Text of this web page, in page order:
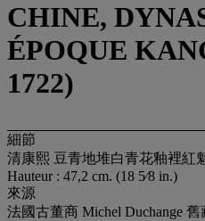
CHINE,
ÉPOQUE
1722)
細節
清康熙 豆青地堆白青花釉裡紅
Hauteur : 47,2 cm. (18 5⁄8 in.)
來源
法國古董商 Michel Duchange